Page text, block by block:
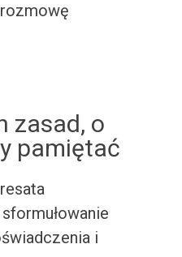
zasad, o
pamiętać
i